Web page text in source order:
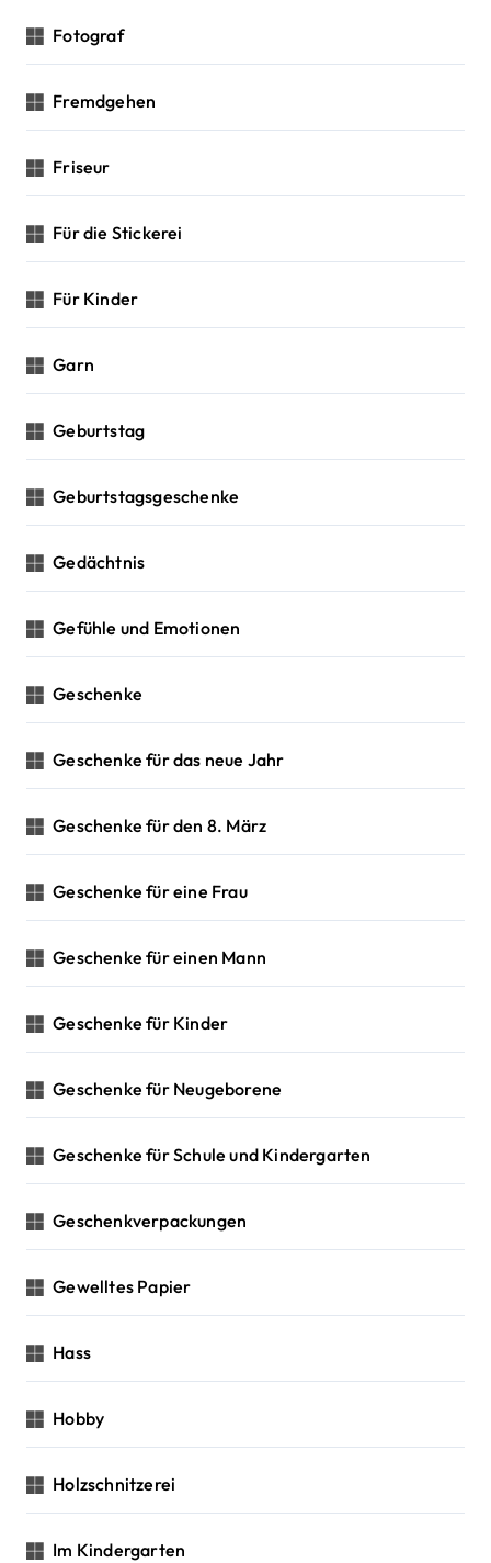
Fotograf
Fremdgehen
Friseur
Für die Stickerei
Für Kinder
Garn
Geburtstag
Geburtstagsgeschenke
Gedächtnis
Gefühle und Emotionen
Geschenke
Geschenke für das neue Jahr
Geschenke für den 8. März
Geschenke für eine Frau
Geschenke für einen Mann
Geschenke für Kinder
Geschenke für Neugeborene
Geschenke für Schule und Kindergarten
Geschenkverpackungen
Gewelltes Papier
Hass
Hobby
Holzschnitzerei
Im Kindergarten